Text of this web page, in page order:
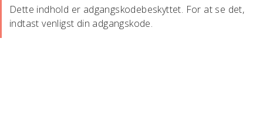
Dette indhold er adgangskodebeskyttet. For at se det,
indtast venligst din adgangskode.